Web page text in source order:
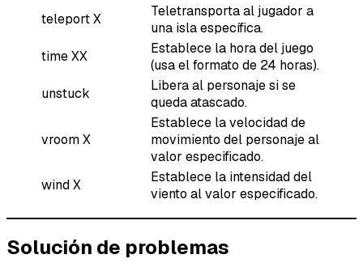
teleport X
Teletransporta al jugador a
una isla específica.
time XX
Establece la hora del juego
(usa el formato de 24 horas).
unstuck
Libera al personaje si se
queda atascado.
vroom X
Establece la velocidad de
movimiento del personaje al
valor especificado.
wind X
Establece la intensidad del
viento al valor especificado.
Solución de problemas